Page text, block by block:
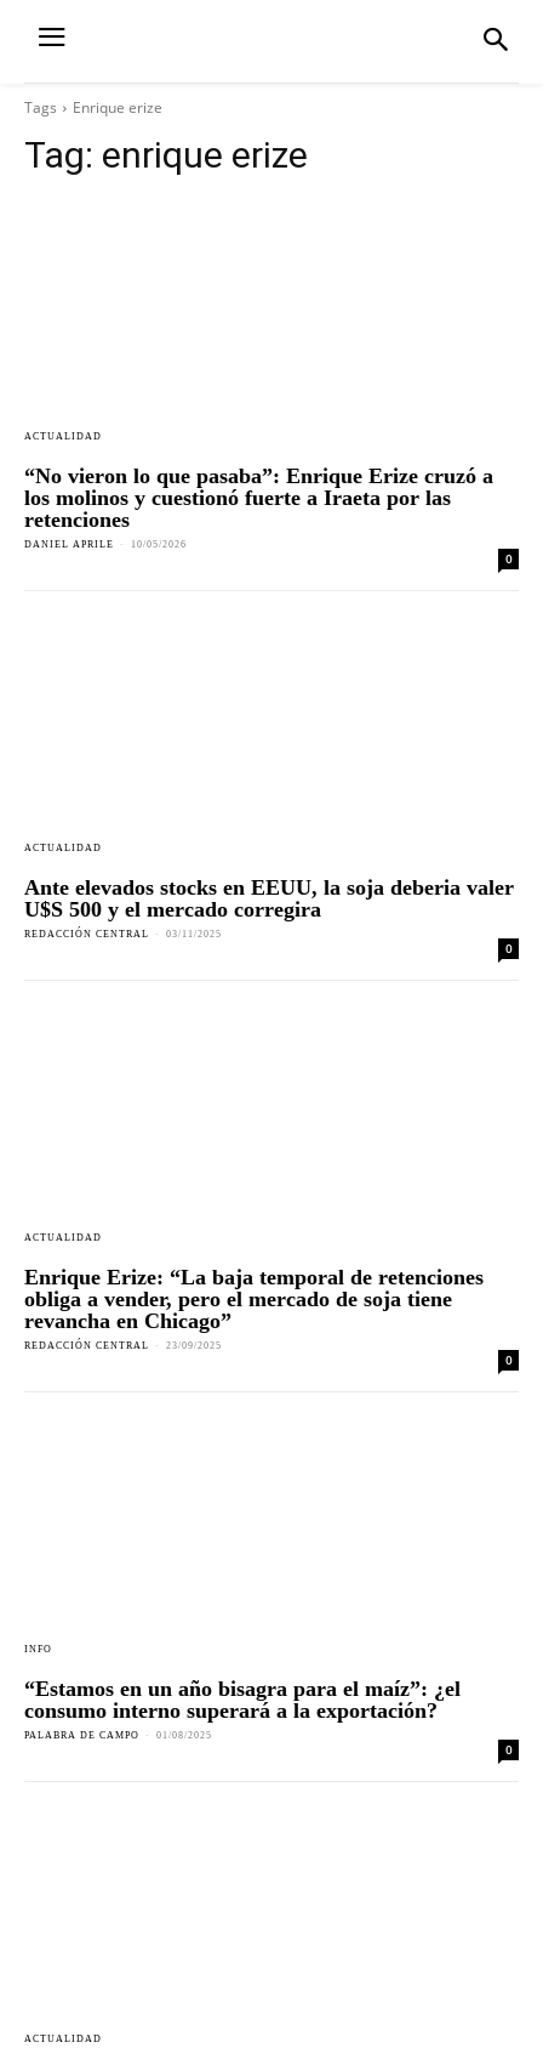
Tags Enrique erize
Tag: enrique erize
ACTUALIDAD
“No vieron lo que pasaba”: Enrique Erize cruzó a
los molinos y cuestionó fuerte a Iraeta por las
retenciones
DANIEL APRILE - 10/05/2026
0
ACTUALIDAD
Ante elevados stocks en EEUU, la soja deberia valer
U$S 500 y el mercado corregira
REDACCIÓN CENTRAL - 03/11/2025
0
ACTUALIDAD
Enrique Erize: “La baja temporal de retenciones
obliga a vender, pero el mercado de soja tiene
revancha en Chicago”
REDACCIÓN CENTRAL - 23/09/2025
0
INFO
“Estamos en un año bisagra para el maíz”: ¿el
consumo interno superará a la exportación?
PALABRA DE CAMPO - 01/08/2025
0
ACTUALIDAD